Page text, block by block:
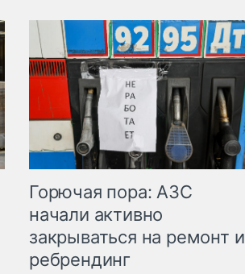
Горючая пора: АЗС
начали активно
закрываться на ремонт и
ребрендинг